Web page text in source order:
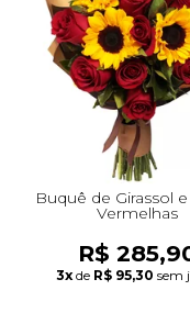
+Presentes
+Presentes por
+Presentes
+Presentes
+Tipo de Cesta
+Tipos de
+Tipos de
+Tipos de
+Por Cores
+Cidades do
+Cidades do
+Cidades do
+Cidades do
Buquê de Girassol
Vermelhas
R$
3x de R$ 95,30 sem